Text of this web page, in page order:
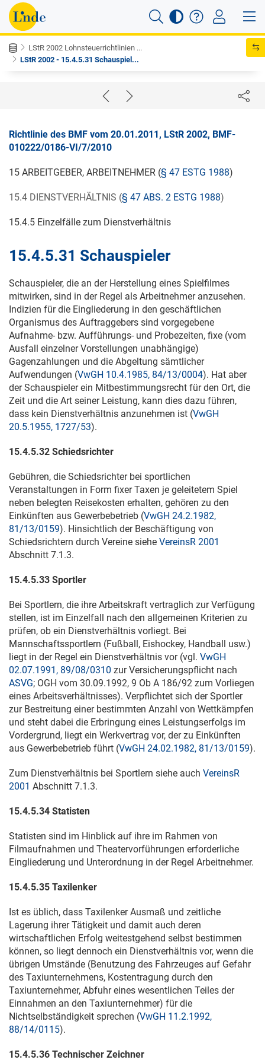
LStR 2002 Lohnsteuerrichtlinien ...
LStR 2002 - 15.4.5.31 Schauspiel...
Richtlinie des BMF vom 20.01.2011, LStR 2002, BMF-
010222/0186-VI/7/2010
15 ARBEITGEBER, ARBEITNEHMER (§ 47 ESTG 1988)
15.4 DIENSTVERHÄLTNIS (§ 47 ABS. 2 ESTG 1988)
15.4.5 Einzelfälle zum Dienstverhältnis
15.4.5.31 Schauspieler
Schauspieler, die an der Herstellung eines Spielfilmes
mitwirken, sind in der Regel als Arbeitnehmer anzusehen.
Indizien für die Eingliederung in den geschäftlichen
Organismus des Auftraggebers sind vorgegebene
Aufnahme- bzw. Aufführungs- und Probezeiten, fixe (vom
Ausfall einzelner Vorstellungen unabhängige)
Gagenzahlungen und die Abgeltung sämtlicher
Aufwendungen (VwGH 10.4.1985, 84/13/0004). Hat aber
der Schauspieler ein Mitbestimmungsrecht für den Ort, die
Zeit und die Art seiner Leistung, kann dies dazu führen,
dass kein Dienstverhältnis anzunehmen ist (VwGH
20.5.1955, 1727/53).
15.4.5.32 Schiedsrichter
Gebühren, die Schiedsrichter bei sportlichen
Veranstaltungen in Form fixer Taxen je geleitetem Spiel
neben belegten Reisekosten erhalten, gehören zu den
Einkünften aus Gewerbebetrieb (VwGH 24.2.1982,
81/13/0159). Hinsichtlich der Beschäftigung von
Schiedsrichtern durch Vereine siehe VereinsR 2001
Abschnitt 7.1.3.
15.4.5.33 Sportler
Bei Sportlern, die ihre Arbeitskraft vertraglich zur Verfügung
stellen, ist im Einzelfall nach den allgemeinen Kriterien zu
prüfen, ob ein Dienstverhältnis vorliegt. Bei
Mannschaftssportlern (Fußball, Eishockey, Handball usw.)
liegt in der Regel ein Dienstverhältnis vor (vgl. VwGH
02.07.1991, 89/08/0310 zur Versicherungspflicht nach
ASVG; OGH vom 30.09.1992, 9 Ob A 186/92 zum Vorliegen
eines Arbeitsverhältnisses). Verpflichtet sich der Sportler
zur Bestreitung einer bestimmten Anzahl von Wettkämpfen
und steht dabei die Erbringung eines Leistungserfolgs im
Vordergrund, liegt ein Werkvertrag vor, der zu Einkünften
aus Gewerbebetrieb führt (VwGH 24.02.1982, 81/13/0159).
Zum Dienstverhältnis bei Sportlern siehe auch VereinsR
2001 Abschnitt 7.1.3.
15.4.5.34 Statisten
Statisten sind im Hinblick auf ihre im Rahmen von
Filmaufnahmen und Theatervorführungen erforderliche
Eingliederung und Unterordnung in der Regel Arbeitnehmer.
15.4.5.35 Taxilenker
Ist es üblich, dass Taxilenker Ausmaß und zeitliche
Lagerung ihrer Tätigkeit und damit auch deren
wirtschaftlichen Erfolg weitestgehend selbst bestimmen
können, so liegt dennoch ein Dienstverhältnis vor, wenn die
übrigen Umstände (Benutzung des Fahrzeuges auf Gefahr
des Taxiunternehmens, Kostentragung durch den
Taxiunternehmer, Abfuhr eines wesentlichen Teiles der
Einnahmen an den Taxiunternehmer) für die
Nichtselbständigkeit sprechen (VwGH 11.2.1992,
88/14/0115).
15.4.5.36 Technischer Zeichner